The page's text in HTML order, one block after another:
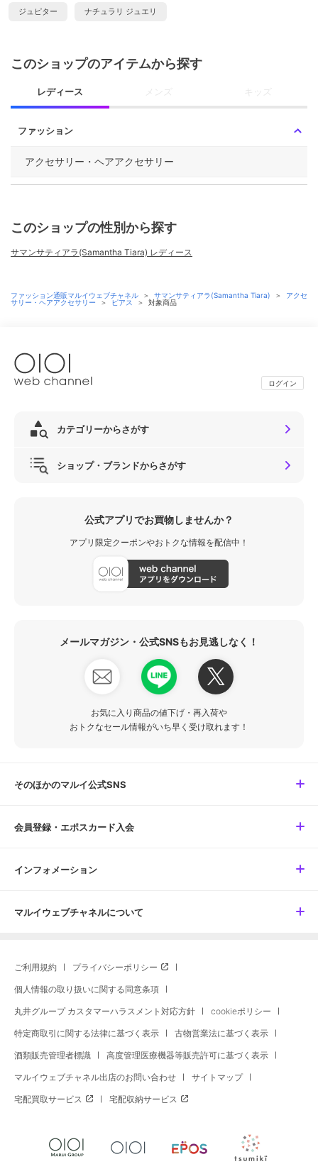
ジュピター ナチュラリ ジュエリ
このショップのアイテムから探す
レディース メンズ キッズ
ファッション
アクセサリー・ヘアアクセサリー
このショップの性別から探す
サマンサティアラ(Samantha Tiara) レディース
ファッション通販マルイウェブチャネル ＞ サマンサティアラ(Samantha Tiara) ＞
アクセ
サリー・ヘアアクセサリー
＞ ピアス ＞ 対象商品
ログイン
カテゴリーからさがす
ショップ・ブランドからさがす
公式アプリでお買物しませんか？
アプリ限定クーポンやおトクな情報を配信中！
メールマガジン・公式SNSもお見逃しなく！
お気に入り商品の値下げ・再入荷や
おトクなセール情報がいち早く受け取れます！
そのほかのマルイ公式SNS
会員登録・エポスカード入会
インフォメーション
マルイウェブチャネルについて
ご利用規約 プライバシーポリシー
個人情報の取り扱いに関する同意条項
丸井グループ カスタマーハラスメント対応方針 cookieポリシー
特定商取引に関する法律に基づく表示 古物営業法に基づく表示
酒類販売管理者標識 高度管理医療機器等販売許可に基づく表示
マルイウェブチャネル出店のお問い合わせ サイトマップ
宅配買取サービス 宅配収納サービス